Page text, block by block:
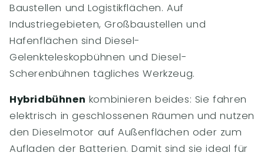
Baustellen und Logistikflächen. Auf
Industriegebieten, Großbaustellen und
Hafenflächen sind Diesel-
Gelenkteleskopbühnen und Diesel-
Scherenbühnen tägliches Werkzeug.
Hybridbühnen kombinieren beides: Sie fahren
elektrisch in geschlossenen Räumen und nutzen
den Dieselmotor auf Außenflächen oder zum
Aufladen der Batterien. Damit sind sie ideal für